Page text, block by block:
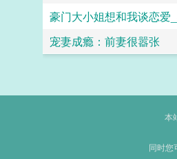
豪门大小姐想和我谈恋爱
宠妻成瘾：前妻很嚣张
本
同时您